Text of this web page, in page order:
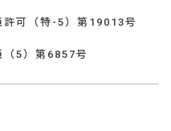
許可（特-5）第19013号
（5）第6857号